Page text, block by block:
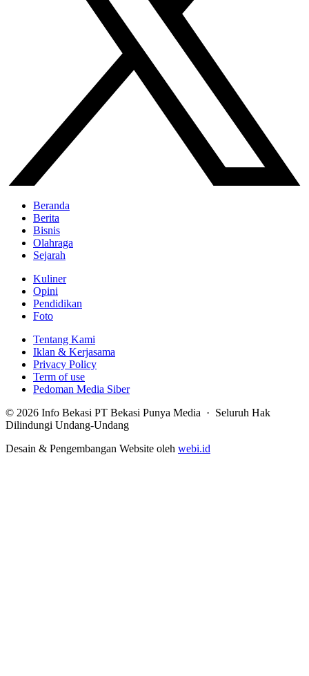
Beranda
Berita
Bisnis
Olahraga
Sejarah
Kuliner
Opini
Pendidikan
Foto
Tentang Kami
Iklan & Kerjasama
Privacy Policy
Term of use
Pedoman Media Siber
© 2026 Info Bekasi PT Bekasi Punya Media · Seluruh Hak
Dilindungi Undang-Undang
Desain & Pengembangan Website oleh webi.id